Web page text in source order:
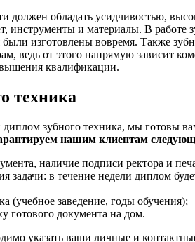
должен обладать усидчивостью,
инструменты и материалы. В
изготовлены вовремя. Также
ведь от этого напрямую зависит
квалификации.
техника
зубного техника, мы готовы
нашим клиентам
наличие подписи ректора и
задачи: в течение недели диплом
(учебное заведение, годы обучения);
готового документа на дом.
указать ваши личные и